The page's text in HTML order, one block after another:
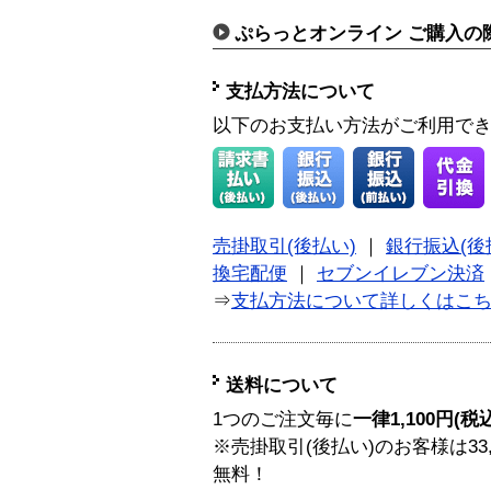
ぷらっとオンライン ご購入の
支払方法について
以下のお支払い方法がご利用で
売掛取引(後払い)
銀行振込(後
換宅配便
セブンイレブン決済
⇒支払方法について詳しくはこ
送料について
1つのご注文毎に一律1,100円(税
※売掛取引(後払い)のお客様は
無料！